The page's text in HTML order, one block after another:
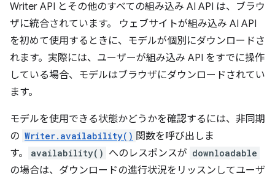
Writer API とその他のすべての組み込み AI API は、ブラウ
ザに統合されています。 ウェブサイトが組み込み AI API
を初めて使用するときに、モデルが個別にダウンロードさ
れます。実際には、ユーザーが組み込み API をすでに操作
している場合、モデルはブラウザにダウンロードされてい
ます。
モデルを使用できる状態かどうかを確認するには、非同期
の Writer.availability() 関数を呼び出しま
す。
availability() へのレスポンスが downloadable
の場合は、ダウンロードの進行状況をリッスンしてユーザ